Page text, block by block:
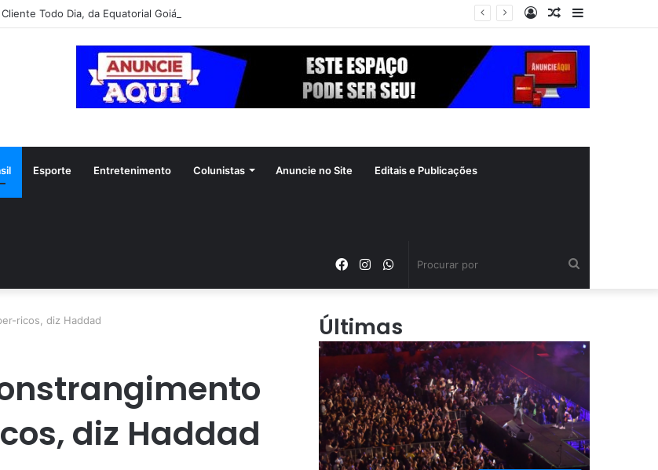
Todo Dia, da Equatorial Goiás, chega a Goiânia na próxima segunda-feira (10)
Barra
Artigo
Entrar
Esporte Entretenimento Colunistas Anuncie no Site Editais e Publicações
WhatsApp
Instagram
Facebook
ricos, diz Haddad
diz Haddad
Últimas